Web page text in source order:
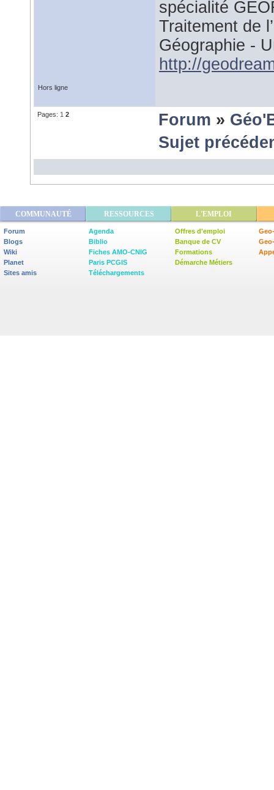
spécialité
Traitement de
Géographie -
http://
Hors ligne
Pages: 1 2 Forum »
Sujet
COMMUNAUTÉ RESSOURCES L'EMPLOI
Forum
Blogs
Wiki
Planet
Sites amis
Agenda
Biblio
Fiches AMO-CNIG
Paris PCGIS
Téléchargements
Offres d'emploi
Banque de CV
Formations
Démarche Métiers